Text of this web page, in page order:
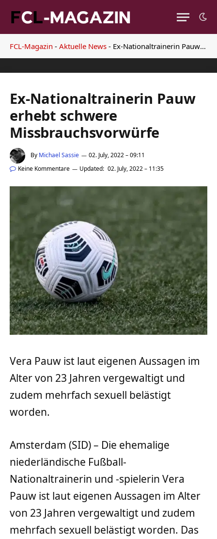
FCL-Magazin - Aktuelle News - Ex-Nationaltrainerin Pauw erhebt schwere Missbrauchsvorwürfe
Ex-Nationaltrainerin Pauw
erhebt schwere
Missbrauchsvorwürfe
By Michael Sassie
02. July, 2022 – 09:11
Keine Kommentare
Updated: 02. July, 2022 – 11:35
Vera Pauw ist laut eigenen Aussagen im
Alter von 23 Jahren vergewaltigt und
zudem mehrfach sexuell belästigt
worden.
Amsterdam (SID) – Die ehemalige
niederländische Fußball-
Nationaltrainerin und -spielerin Vera
Pauw ist laut eigenen Aussagen im Alter
von 23 Jahren vergewaltigt und zudem
mehrfach sexuell belästigt worden. Das